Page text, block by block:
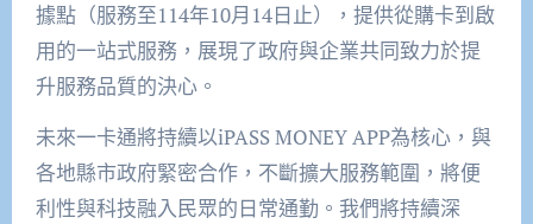
據點（服務至114年10月14日止），提供從購卡到啟
用的一站式服務，展現了政府與企業共同致力於提
升服務品質的決心。
未來一卡通將持續以iPASS MONEY APP為核心，與
各地縣市政府緊密合作，不斷擴大服務範圍，將便
利性與科技融入民眾的日常通勤。我們將持續深